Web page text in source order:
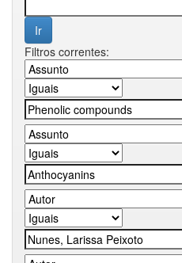
Filtros correntes: